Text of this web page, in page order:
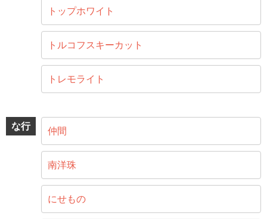
トップホワイト
トルコフスキーカット
トレモライト
な行 仲間
南洋珠
にせもの